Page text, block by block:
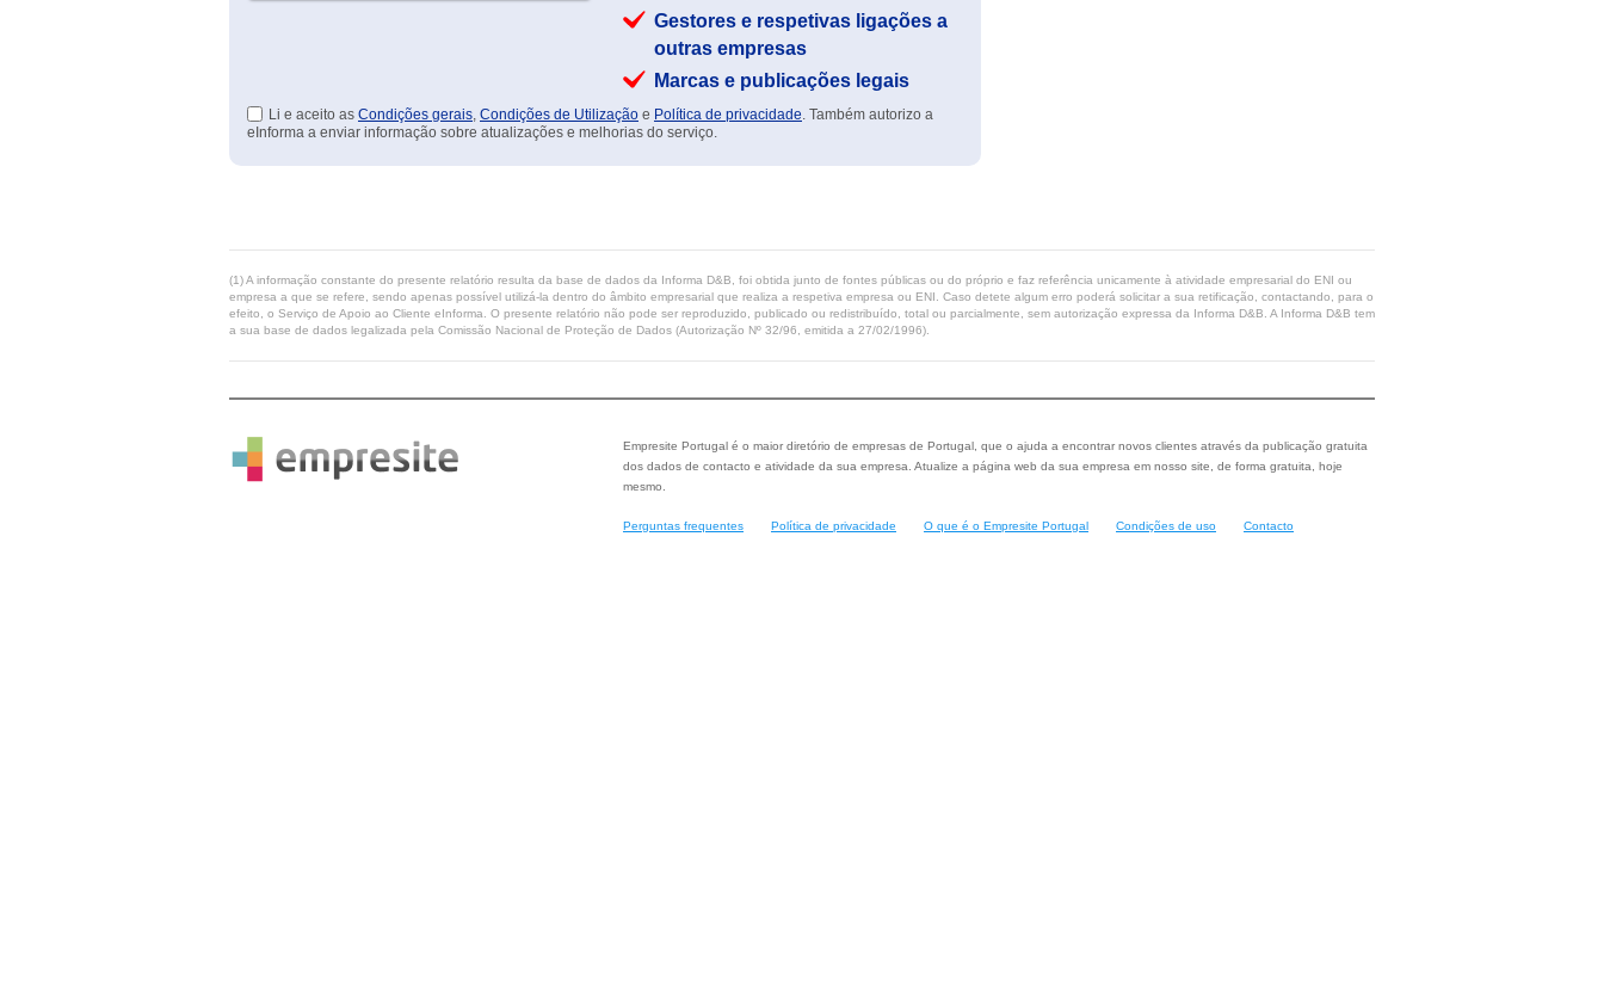
Gestores e respetivas ligações a
outras empresas
Marcas e publicações legais
Li e aceito as Condições gerais, Condições de Utilização e Política de privacidade. Também autorizo a
eInforma a enviar informação sobre atualizações e melhorias do serviço.
(1) A informação constante do presente relatório resulta da base de dados da Informa D&B, foi obtida junto de fontes públicas ou do próprio e faz referência unicamente à atividade empresarial do ENI ou
empresa a que se refere, sendo apenas possível utilizá-la dentro do âmbito empresarial que realiza a respetiva empresa ou ENI. Caso detete algum erro poderá solicitar a sua retificação, contactando, para o
efeito, o Serviço de Apoio ao Cliente eInforma. O presente relatório não pode ser reproduzido, publicado ou redistribuído, total ou parcialmente, sem autorização expressa da Informa D&B. A Informa D&B tem
a sua base de dados legalizada pela Comissão Nacional de Proteção de Dados (Autorização Nº 32/96, emitida a 27/02/1996).
Empresite Portugal é o maior diretório de empresas de Portugal, que o ajuda a encontrar novos clientes através da publicação gratuita
dos dados de contacto e atividade da sua empresa. Atualize a página web da sua empresa em nosso site, de forma gratuita, hoje
mesmo.
Perguntas frequentes Política de privacidade O que é o Empresite Portugal Condições de uso Contacto